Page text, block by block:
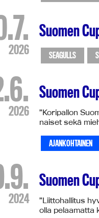
2026
Suomen
SEAGULLS
2026
Suomen
”Koripallon
naiset sekä
AJANKOHTAINEN
2024
Suomen
”Liittohallitus
olla pelaamatta